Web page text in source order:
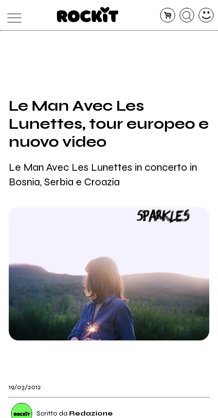
SHOP
RADIO
Le Man Avec Les
Lunettes, tour europeo e
nuovo video
Le Man Avec Les Lunettes in concerto in
Bosnia, Serbia e Croazia
19/03/2012
Scritto da Redazione